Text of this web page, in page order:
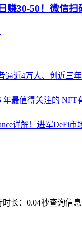
赚30-50！微信扫
近4万人、创近三
最值得关注的 NFT
详解！进军DeFi市
时长：0.04秒查询信